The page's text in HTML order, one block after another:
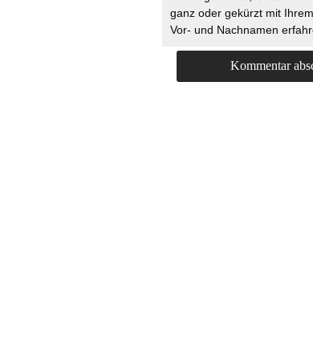
ganz oder gekürzt mit
Vor- und Nachnamen